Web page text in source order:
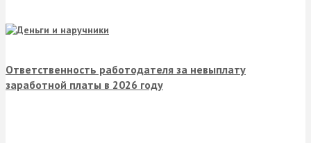
Ответственность работодателя за невыплату
заработной платы в 2026 году